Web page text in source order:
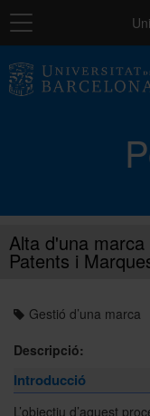
Navegació
Els
Alta d'una
Patents i
Gestió d’una marca
Descripció:
Introducció
L’objectiu d’aquest